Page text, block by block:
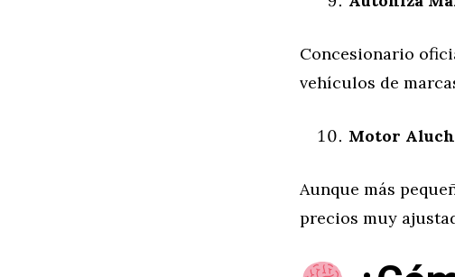
Concesionario
vehículos de
Motor
Aunque más
precios muy